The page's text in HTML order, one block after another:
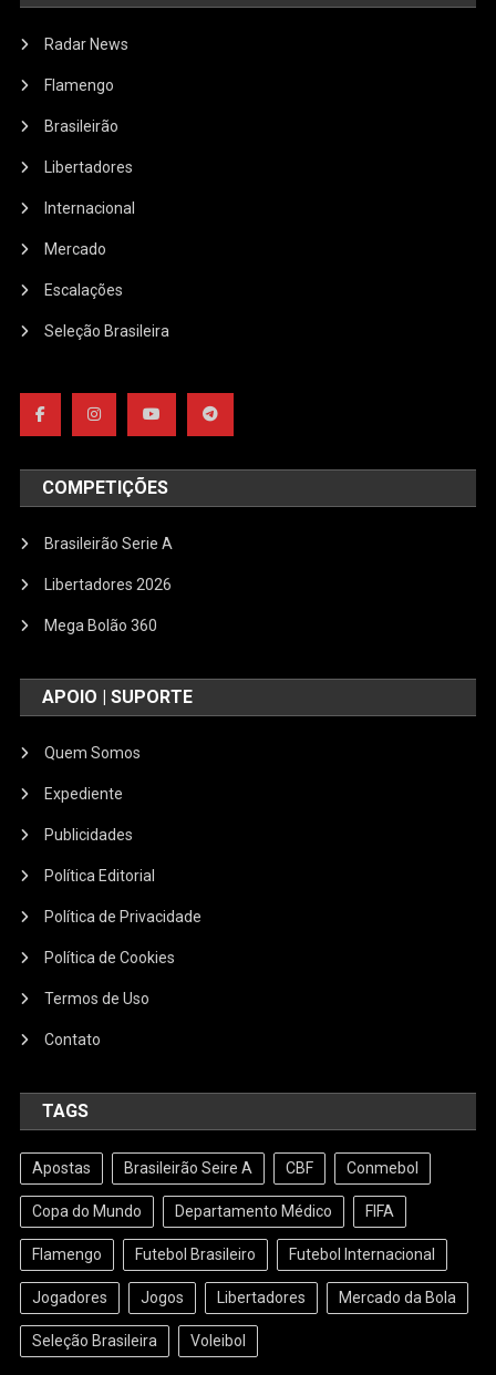
Radar News
Flamengo
Brasileirão
Libertadores
Internacional
Mercado
Escalações
Seleção Brasileira
COMPETIÇÕES
Brasileirão Serie A
Libertadores 2026
Mega Bolão 360
APOIO | SUPORTE
Quem Somos
Expediente
Publicidades
Política Editorial
Política de Privacidade
Política de Cookies
Termos de Uso
Contato
TAGS
Apostas Brasileirão Seire A CBF Conmebol
Copa do Mundo Departamento Médico FIFA
Flamengo Futebol Brasileiro Futebol Internacional
Jogadores Jogos Libertadores Mercado da Bola
Seleção Brasileira Voleibol